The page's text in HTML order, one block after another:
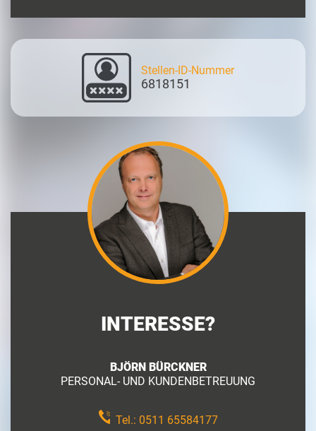
Stellen-ID-Nummer
6818151
INTERESSE?
BJÖRN BÜRCKNER
PERSONAL- UND KUNDENBETREUUNG
Tel.: 0511 65584177